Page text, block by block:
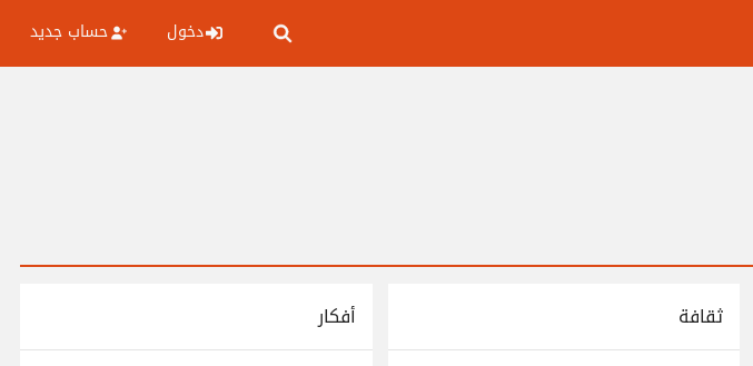
دخول حساب جديد
ثقافة أفكار